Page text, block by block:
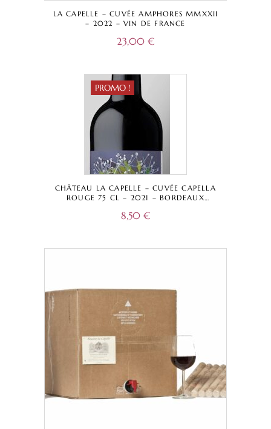
LA CAPELLE – CUVÉE AMPHORES MMXXII
– 2022 – VIN DE FRANCE
23,00 €
PROMO !
CHÂTEAU LA CAPELLE – CUVÉE CAPELLA
ROUGE 75 CL – 2021 – BORDEAUX
8,50 €